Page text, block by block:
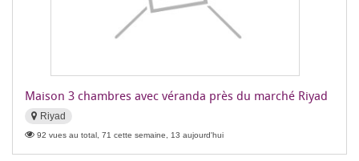
Maison 3 chambres avec véranda près du marché Riyad
Riyad
92 vues au total, 71 cette semaine, 13 aujourd'hui